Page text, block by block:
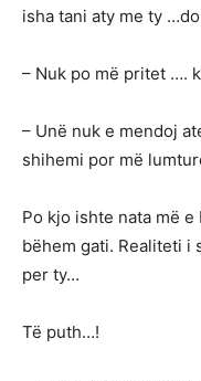
isha tani aty me ty
– Nuk po më pritet ….
– Unë nuk e mendoj
shihemi por më
Po kjo ishte nata më
bëhem gati. Realiteti i
per ty…
Të puth…!